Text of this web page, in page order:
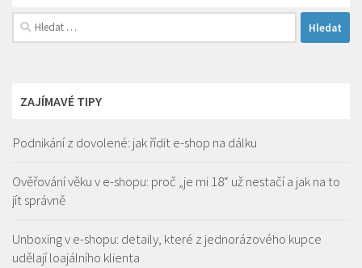
Vyhledávání
ZAJÍMAVÉ TIPY
Podnikání z dovolené: jak řídit e-shop na dálku
Ověřování věku v e-shopu: proč „je mi 18“ už nestačí a jak na to
jít správně
Unboxing v e-shopu: detaily, které z jednorázového kupce
udělají loajálního klienta